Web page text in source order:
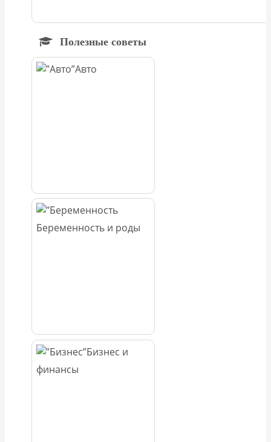
Полезные советы
Авто
Беременность и роды
Бизнес и
финансы